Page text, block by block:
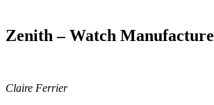
Zenith – Watch Manufacture
Claire Ferrier